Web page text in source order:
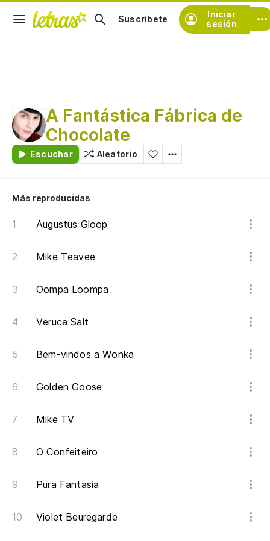
Iniciar
sesión
Suscríbete
A Fantástica Fábrica de
Chocolate
Escuchar Aleatorio
Más reproducidas
Augustus Gloop
Mike Teavee
Oompa Loompa
Veruca Salt
Bem-vindos a Wonka
Golden Goose
Mike TV
O Confeiteiro
Pura Fantasia
Violet Beuregarde